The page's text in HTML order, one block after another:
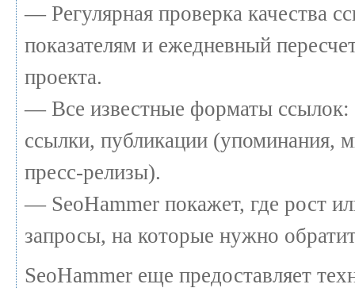
— Регулярная проверка качества
показателям и ежедневный
проекта.
— Все известные форматы ссылок:
ссылки, публикации (упоминания,
пресс-релизы).
— SeoHammer покажет, где рост
запросы, на которые нужно
SeoHammer еще предоставляет